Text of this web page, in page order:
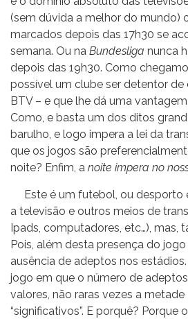
(sem dúvida a melhor do mundo)
marcados depois das 17h30 se
semana. Ou na Bundesliga nunca
depois das 19h30. Como
possível um clube ser detentor de
BTV – e que lhe dá uma
Como, e basta um dos ditos
barulho, e logo impera a lei da
que os jogos são
noite? Enfim, a noite impera no
Este é um futebol, ou desporto
a televisão e outros meios de
Ipads, computadores, etc…), mas,
Pois, além desta presença do
ausência de adeptos nos
jogo em que o número de
valores, não raras vezes a metade
“significativos”. E porquê? Porque